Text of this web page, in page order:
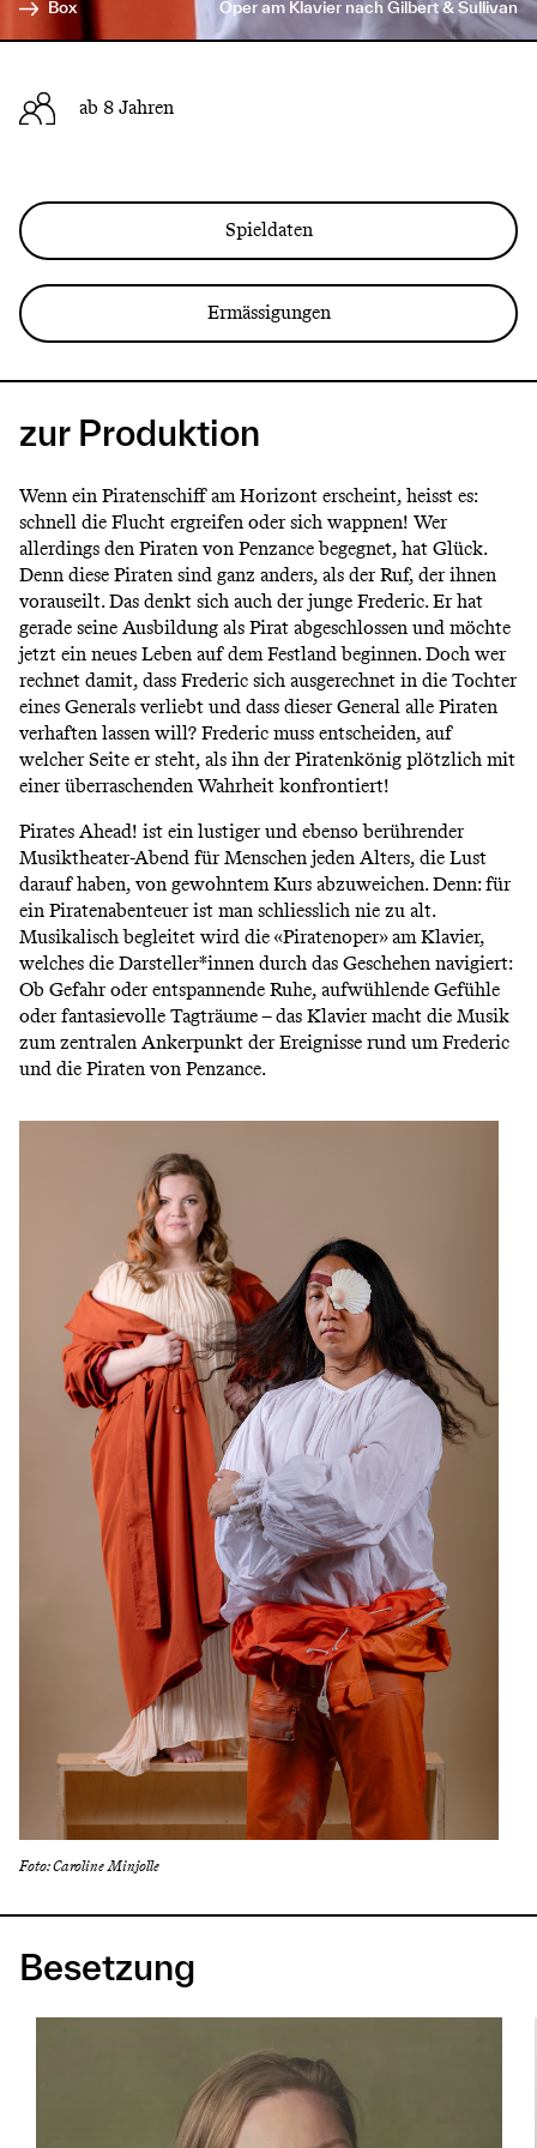
Box
Oper am Klavier nach Gilbert & Sullivan
ab 8 Jahren
Spieldaten
Ermässigungen
zur Produktion
Wenn ein Piratenschiff am Horizont erscheint, heisst es:
schnell die Flucht ergreifen oder sich wappnen! Wer
allerdings den Piraten von Penzance begegnet, hat Glück.
Denn diese Piraten sind ganz anders, als der Ruf, der ihnen
vorauseilt. Das denkt sich auch der junge Frederic. Er hat
gerade seine Ausbildung als Pirat abgeschlossen und möchte
jetzt ein neues Leben auf dem Festland beginnen. Doch wer
rechnet damit, dass Frederic sich ausgerechnet in die Tochter
eines Generals verliebt und dass dieser General alle Piraten
verhaften lassen will? Frederic muss entscheiden, auf
welcher Seite er steht, als ihn der Piratenkönig plötzlich mit
einer überraschenden Wahrheit konfrontiert!
Pirates Ahead! ist ein lustiger und ebenso berührender
Musiktheater-Abend für Menschen jeden Alters, die Lust
darauf haben, von gewohntem Kurs abzuweichen. Denn: für
ein Piratenabenteuer ist man schliesslich nie zu alt.
Musikalisch begleitet wird die «Piratenoper» am Klavier,
welches die Darsteller*innen durch das Geschehen navigiert:
Ob Gefahr oder entspannende Ruhe, aufwühlende Gefühle
oder fantasievolle Tagträume – das Klavier macht die Musik
zum zentralen Ankerpunkt der Ereignisse rund um Frederic
und die Piraten von Penzance.
Foto: Caroline Minjolle
Besetzung